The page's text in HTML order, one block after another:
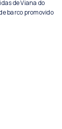
de Viana do
barco promovido